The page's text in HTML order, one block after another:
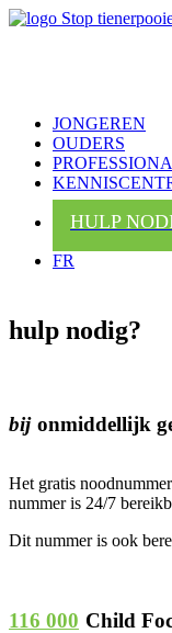
JONGEREN
OUDERS
HULP
FR
hulp nodig?
bij onmiddellijk
Het gratis noodnummer
nummer is 24/7
Dit nummer is ook
116 000 Child